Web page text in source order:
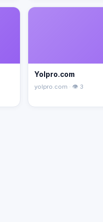
Yolpro.com
yolpro.com · 👁 3